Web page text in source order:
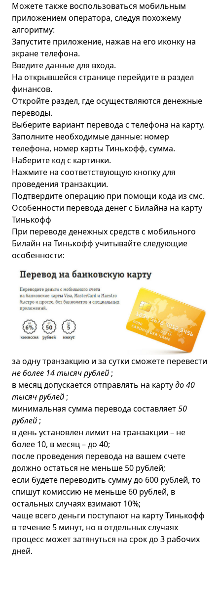
Можете также воспользоваться мобильным
приложением оператора, следуя похожему
алгоритму:
Запустите приложение, нажав на его иконку на
экране телефона.
Введите данные для входа.
На открывшейся странице перейдите в раздел
финансов.
Откройте раздел, где осуществляются денежные
переводы.
Выберите вариант перевода с телефона на карту.
Заполните необходимые данные: номер
телефона, номер карты Тинькофф, сумма.
Наберите код с картинки.
Нажмите на соответствующую кнопку для
проведения транзакции.
Подтвердите операцию при помощи кода из смс.
Особенности перевода денег с Билайна на карту
Тинькофф
При переводе денежных средств с мобильного
Билайн на Тинькофф учитывайте следующие
особенности:
за одну транзакцию и за сутки сможете перевести
не более 14 тысяч рублей ;
в месяц допускается отправлять на картудо 40
тысяч рублей ;
минимальная сумма перевода составляет50
рублей ;
в день установлен лимит на транзакции – не
более 10, в месяц – до 40;
после проведения перевода на вашем счете
должно остаться не меньше 50 рублей;
если будете переводить сумму до 600 рублей, то
спишут комиссию не меньше 60 рублей, в
остальных случаях взимают 10%;
чаще всего деньги поступают на карту Тинькофф
в течение 5 минут, но в отдельных случаях
процесс может затянуться на срок до 3 рабочих
дней.